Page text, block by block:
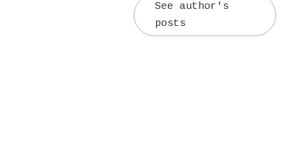
See author's
posts